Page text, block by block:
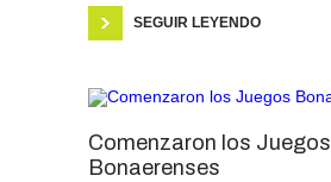
SEGUIR LEYENDO
Comenzaron los Juegos
Bonaerenses